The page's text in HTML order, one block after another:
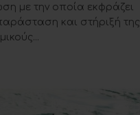
με την οποία εκφράζει
και στήριξή της